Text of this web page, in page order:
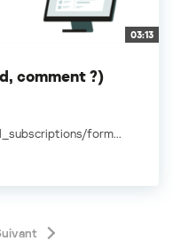
03:13
comment ?)
form...